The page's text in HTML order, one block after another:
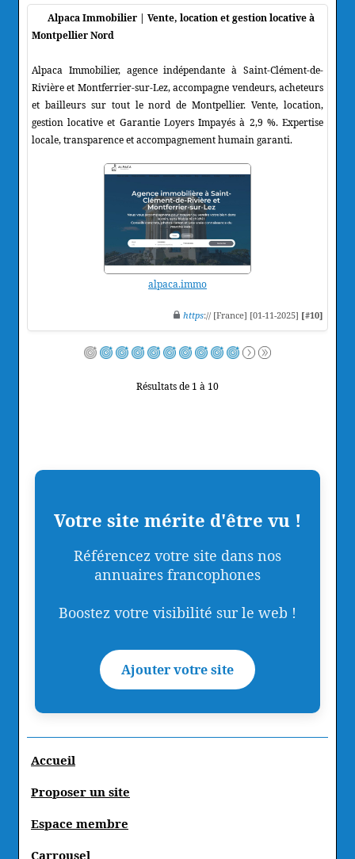
Alpaca Immobilier | Vente, location et gestion locative à
Montpellier Nord
Alpaca Immobilier, agence indépendante à Saint-Clément-de-
Rivière et Montferrier-sur-Lez, accompagne vendeurs, acheteurs
et bailleurs sur tout le nord de Montpellier. Vente, location,
gestion locative et Garantie Loyers Impayés à 2,9 %. Expertise
locale, transparence et accompagnement humain garanti.
alpaca.immo
https:// [France] [01-11-2025] [#10]
Résultats de 1 à 10
Votre site mérite d'être vu !
Référencez votre site dans nos
annuaires francophones
Boostez votre visibilité sur le web !
Ajouter votre site
Accueil
Proposer un site
Espace membre
Carrousel